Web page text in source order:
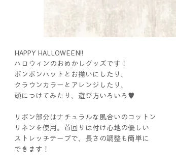
HAPPY HALLOWEEN!!
ハロウィンのおめかしグッズです！
ポンポンハットとお揃いにしたり、
クラウンカラーとアレンジしたり、
頭につけてみたり、遊び方いろいろ♥
リボン部分はナチュラルな風合いのコットン
リネンを使用。首回りは付け心地の優しい
ストレッチテープで、長さの調整も簡単に
できます！